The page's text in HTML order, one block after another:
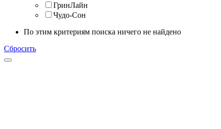
ГринЛайн
Чудо-Сон
По этим критериям поиска ничего не найдено
Сбросить